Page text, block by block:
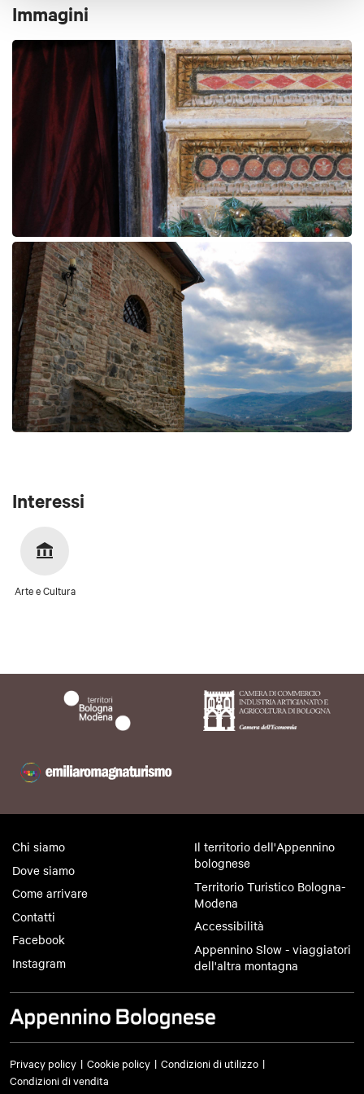
Prima di prenotare ricorda che:
Sono ammessi animali, ma di piccola taglia
Sono presenti barriere architettoniche
Rimborso e modifiche:
Cancellazione con rimborso o modifica della prenotazione
possibili fino a 48 ore prima dell’inizio dell’attività.
La vendita dei servizi turistici è gestita daBologna
Welcome Travel Agency
Immagini
Interessi
Arte e Cultura
Chi siamo
Dove siamo
Come arrivare
Contatti
Facebook
Instagram
Il territorio dell'Appennino
bolognese
Territorio Turistico Bologna-
Modena
Accessibilità
Appennino Slow - viaggiatori
dell'altra montagna
Privacy policy Cookie policy
Condizioni di utilizzo
Condizioni di vendita